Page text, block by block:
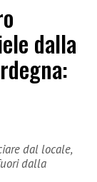
dalla
dal locale,
dalla